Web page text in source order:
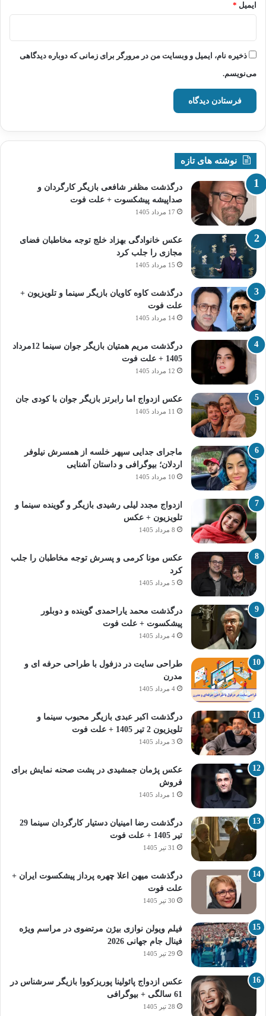
ایمیل *
ذخیره نام، ایمیل و وبسایت من در مرورگر برای زمانی که دوباره دیدگاهی
می‌نویسم.
نوشته های تازه
درگذشت مظفر شافعی بازیگر کارگردان و
صداپیشه پیشکسوت + علت فوت
17 مرداد 1405
عکس خانوادگی بهزاد خلج توجه مخاطبان فضای
مجازی را جلب کرد
15 مرداد 1405
درگذشت کاوه کاویان بازیگر سینما و تلویزیون +
علت فوت
14 مرداد 1405
درگذشت مریم همتیان بازیگر جوان سینما 12مرداد
1405 + علت فوت
12 مرداد 1405
عکس ازدواج اما رابرتز بازیگر جوان با کودی جان
11 مرداد 1405
ماجرای جدایی سپهر خلسه از همسرش نیلوفر
اردلان؛ بیوگرافی و داستان آشنایی
10 مرداد 1405
ازدواج مجدد لیلی رشیدی بازیگر و گوینده سینما و
تلویزیون + عکس
8 مرداد 1405
عکس مونا کرمی و پسرش توجه مخاطبان را جلب
کرد
5 مرداد 1405
درگذشت محمد یاراحمدی گوینده و دوبلور
پیشکسوت + علت فوت
4 مرداد 1405
طراحی سایت در دزفول با طراحی حرفه‌ ای و
مدرن
4 مرداد 1405
درگذشت اکبر عبدی بازیگر محبوب سینما و
تلویزیون 2 تیر 1405 + علت فوت
3 مرداد 1405
عکس پژمان جمشیدی در پشت صحنه نمایش برای
فروش
1 مرداد 1405
درگذشت رضا امینیان دستیار کارگردان سینما 29
تیر 1405 + علت فوت
31 تیر 1405
درگذشت میهن اعلا چهره پرداز پیشکسوت ایران +
علت فوت
30 تیر 1405
فیلم ویولن نوازی بیژن مرتضوی در مراسم ویژه
فینال جام جهانی 2026
29 تیر 1405
عکس ازدواج پائولینا پوریزکووا بازیگر سرشناس در
61 سالگی + بیوگرافی
28 تیر 1405